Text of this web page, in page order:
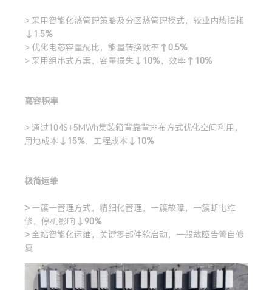
> 采用智能化热管理策略及分区热管理模式，较业内热损耗
↓1.5%
> 优化电芯容量配比，能量转换效率 ↑0.5%
> 采用组串式方案，容量损失 ↓10%，效率 ↑10%
高容积率
> 通过104S+5MWh集装箱背靠背排布方式优化空间利用，
用地成本 ↓15%，工程成本 ↓10%
极简运维
> 一簇一管理方式，精细化管理，一簇故障，一簇断电维
修，停机影响 ↓90%
>全站智能化运维，关键零部件软启动，一般故障告警自修
复